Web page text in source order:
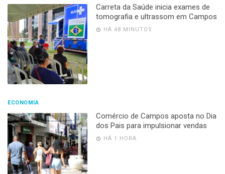
Carreta da Saúde inicia exames de
tomografia e ultrassom em Campos
HÁ 48 MINUTOS
ECONOMIA
Comércio de Campos aposta no Dia
dos Pais para impulsionar vendas
HÁ 1 HORA